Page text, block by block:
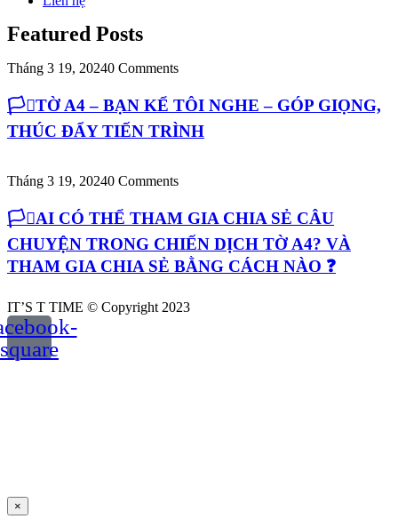
Featured Posts
Tháng 3 19, 20240 Comments
🏳️‍⚧️TỜ A4 – BẠN KỂ TÔI NGHE – GÓP GIỌNG,
THÚC ĐẨY TIẾN TRÌNH
Tháng 3 19, 20240 Comments
🏳️‍⚧️AI CÓ THỂ THAM GIA CHIA SẺ CÂU
CHUYỆN TRONG CHIẾN DỊCH TỜ A4? VÀ
THAM GIA CHIA SẺ BẰNG CÁCH NÀO ❓
IT’S T TIME © Copyright 2023
square
×